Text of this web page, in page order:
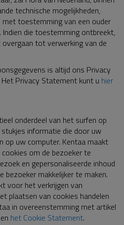
technische mogelijkheden,
toestemming van een ouder
die toestemming ontbreekt,
tot verwerking van de
is altijd ons Privacy
Privacy Statement kunt u hier
onderdeel van het surfen op
informatie die door uw
op uw computer. Kentaa maakt
om de bezoeker te
en gepersonaliseerde inhoud
bezoeker makkelijker te maken.
voor het verkrijgen van
plaatsen van cookies handelen
in overeenstemming met artikel
het Cookie Statement.